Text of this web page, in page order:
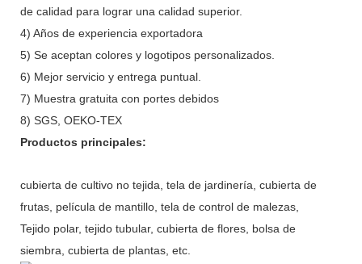
de calidad para lograr una calidad superior.
4) Años de experiencia exportadora
5) Se aceptan colores y logotipos personalizados.
6) Mejor servicio y entrega puntual.
7) Muestra gratuita con portes debidos
8) SGS, OEKO-TEX
Productos principales:
cubierta de cultivo no tejida, tela de jardinería, cubierta de
frutas, película de mantillo, tela de control de malezas,
Tejido polar, tejido tubular, cubierta de flores, bolsa de
siembra, cubierta de plantas, etc.